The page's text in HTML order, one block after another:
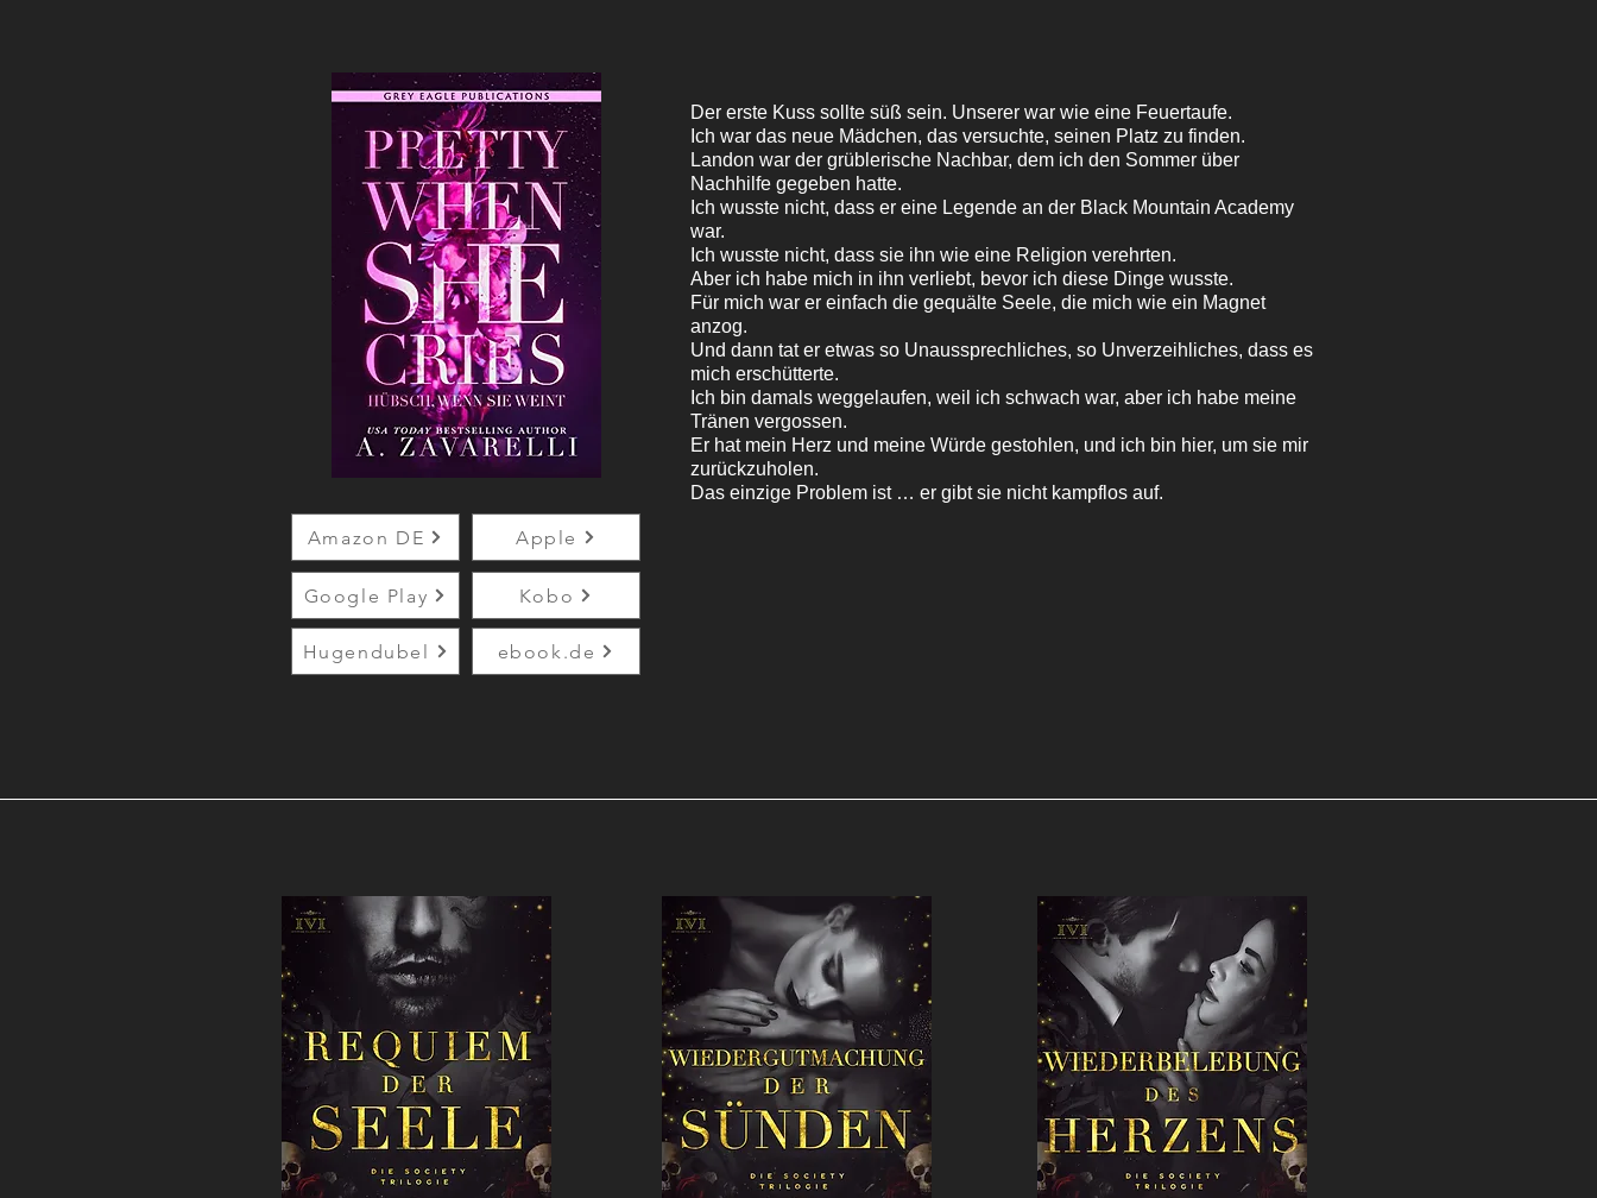
Amazon DE Apple
Google Play
Hugendubel
Kobo
ebook.de
Der erste Kuss sollte süß sein. Unserer war wie eine Feuertaufe.
Ich war das neue Mädchen, das versuchte, seinen Platz zu finden.
Landon war der grüblerische Nachbar, dem ich den Sommer über
Nachhilfe gegeben hatte.
Ich wusste nicht, dass er eine Legende an der Black Mountain Academy
war.
Ich wusste nicht, dass sie ihn wie eine Religion verehrten.
Aber ich habe mich in ihn verliebt, bevor ich diese Dinge wusste.
Für mich war er einfach die gequälte Seele, die mich wie ein Magnet
anzog.
Und dann tat er etwas so Unaussprechliches, so Unverzeihliches, dass es
mich erschütterte.
Ich bin damals weggelaufen, weil ich schwach war, aber ich habe meine
Tränen vergossen.
Er hat mein Herz und meine Würde gestohlen, und ich bin hier, um sie mir
zurückzuholen.
Das einzige Problem ist … er gibt sie nicht kampflos auf.